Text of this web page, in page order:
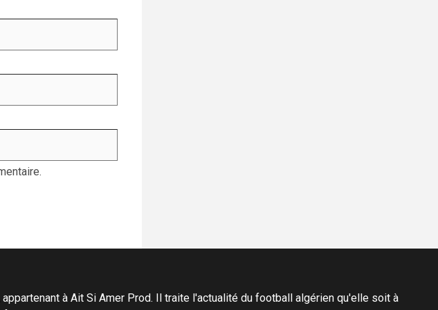
à Ait Si Amer Prod. Il traite l'actualité du football algérien qu'elle soit à